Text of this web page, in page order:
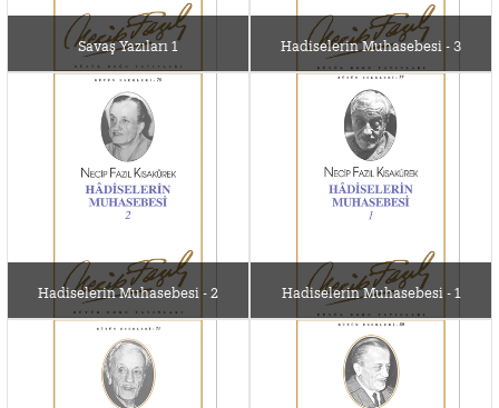
Savaş Yazıları 1 Hadiselerin Muhasebesi - 3
Hadiselerin Muhasebesi - 2 Hadiselerin Muhasebesi - 1